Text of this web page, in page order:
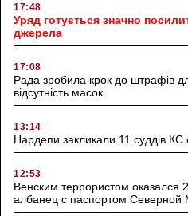
17:48
Уряд готується значно
джерела
17:08
Рада зробила крок до штрафів
відсутність масок
13:14
Нардепи закликали 11 суддів
12:53
Венским террористом оказался
албанец с паспортом Северной